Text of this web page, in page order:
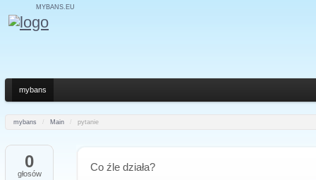
MYBANS.EU
mybans
mybans / Main / pytanie
0
głosów
Co źle działa?